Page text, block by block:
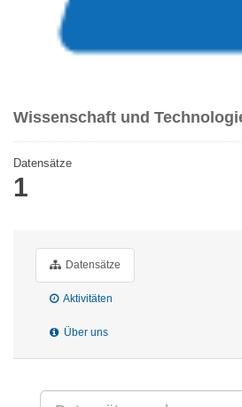
Wissenschaft und
Datensätze
1
Datensätze
Aktivitäten
Über uns